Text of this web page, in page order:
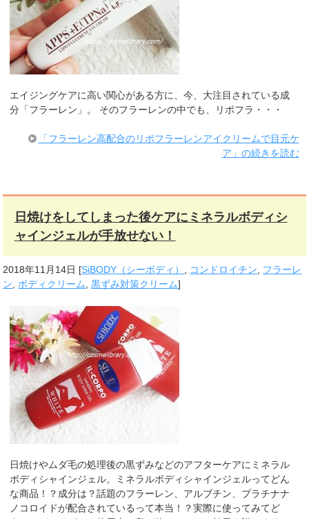
エイジングケアに高い関心がある方に、今、大注目されている成
分「フラーレン」。 そのフラーレンの中でも、リポフラ・・・
「フラーレン高配合のリポフラーレンアイクリームで目元ケ
ア」の続きを読む
日焼けをしてしまった後ケアにミネラルボディシ
ャインジェルが手放せない！
2018年11月14日 [SiBODY（シーボディ） コンドロイチン
フラーレ
ン
ボディクリーム ,黒ずみ対策クリーム]
日焼けやムダ毛の処理後の黒ずみなどのアフターケアにミネラル
ボディシャインジェル。ミネラルボディシャインジェルってどん
な商品！？成分は？話題のフラーレン、アルブチン、プラチナナ
ノコロイドが配合されているって本当！？実際に使ってみてど